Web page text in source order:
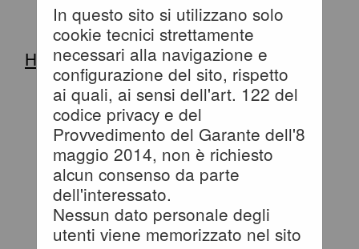
In questo sito si utilizzano solo
cookie tecnici strettamente
necessari alla navigazione e
configurazione del sito, rispetto
ai quali, ai sensi dell'art. 122 del
codice privacy e del
Provvedimento del Garante dell'8
maggio 2014, non è richiesto
alcun consenso da parte
dell'interessato.
Nessun dato personale degli
utenti viene memorizzato nel sito
MAPPA SITO
Home
Informazioni
Istruzioni e manuali
F.A.Q.
Cookies
Privacy